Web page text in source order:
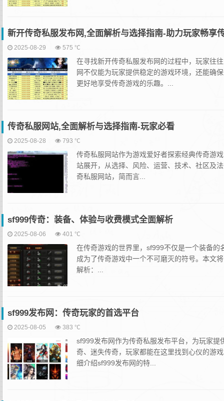
新开传奇私服发布网,全面解析与选择指南-助力玩家畅享
2025-08-29 575 ℃
在寻找新开传奇私服发布网的过程中，玩家往
网不仅能为玩家提供稳定的游戏环境，还能确
更好地享受传奇游戏的乐趣。...
传奇私服网站,全面解析与选择指南-玩家必看
2025-08-28 793 ℃
传奇私服网站作为游戏爱好者探索经典传奇游
站展开，从选择、风险、运营、技术、社区及
奇私服网站，简而言...
sf999传奇：装备、体验与收费模式全面解析
2025-08-06 401 ℃
在传奇游戏的世界里，sf999不仅是一个装备
成为了传奇游戏中一个不可磨灭的符号。本文
解析：...
sf999发布网：传奇玩家的首选平台
2025-08-05 383 ℃
sf999发布网作为传奇私服发布平台，为玩家
奇、迷失传奇，玩家都能在这里找到心仪的游
细介绍sf999发布网的特...